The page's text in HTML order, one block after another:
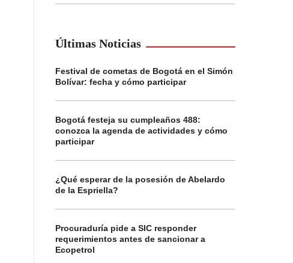
Últimas Noticias
Festival de cometas de Bogotá en el Simón
Bolívar: fecha y cómo participar
Bogotá festeja su cumpleaños 488:
conozca la agenda de actividades y cómo
participar
¿Qué esperar de la posesión de Abelardo
de la Espriella?
Procuraduría pide a SIC responder
requerimientos antes de sancionar a
Ecopetrol